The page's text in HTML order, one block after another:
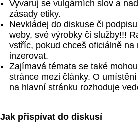
Vyvaruj se vulgárních slov a
zásady etiky.
Nevkládej do diskuse či
weby, své výrobky či služby!!!
vstříc, pokud chceš oficiálně na
inzerovat.
Zajímavá témata se také
stránce mezi články. O
na hlavní stránku rozhoduje
Jak přispívat do diskusí